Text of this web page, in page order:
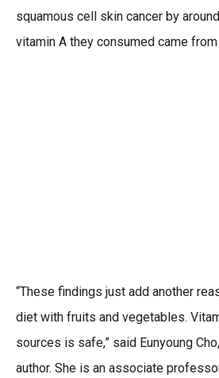
squamous cell skin cancer by
vitamin A they consumed came
“These findings just add another
diet with fruits and vegetables.
sources is safe,” said Eunyoung
author. She is an associate